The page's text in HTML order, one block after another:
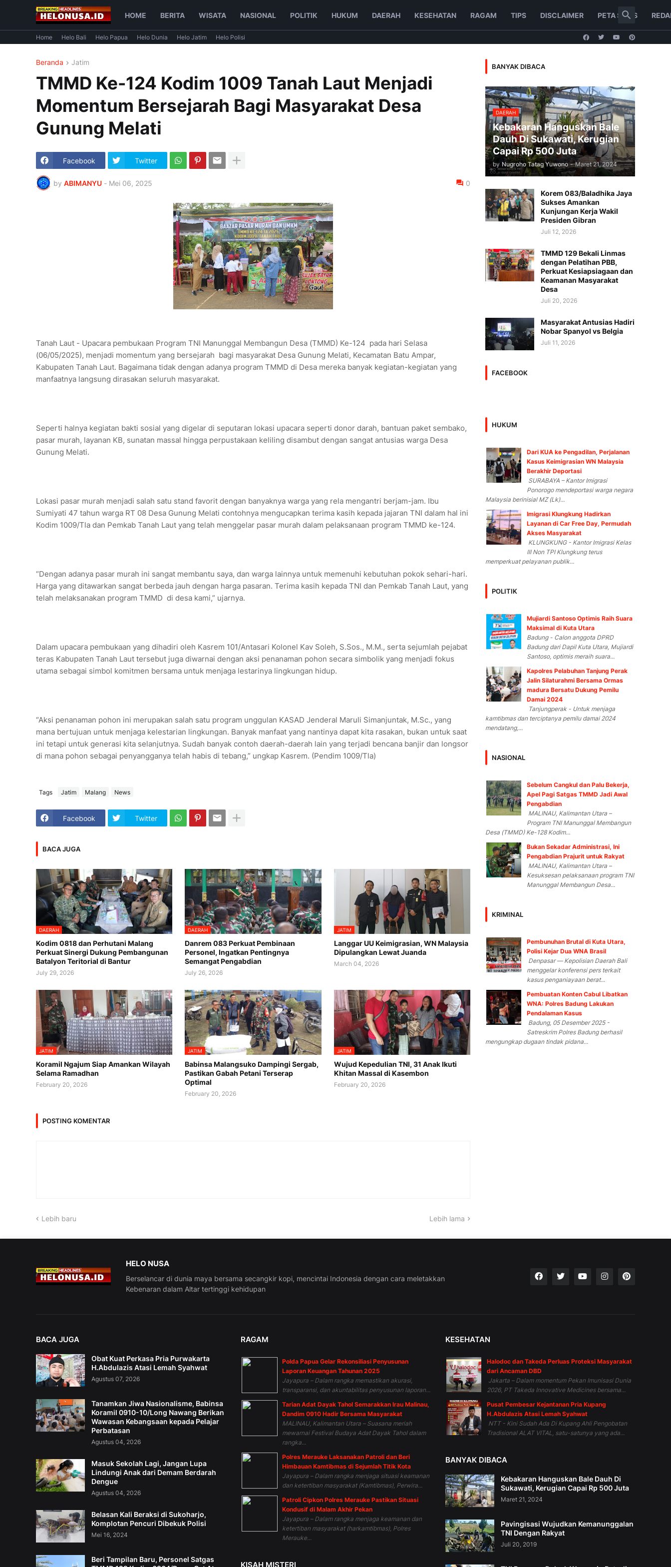
HOME BERITA WISATA NASIONAL POLITIK HUKUM DAERAH KESEHATAN RAGAM TIPS DISCLAIMER PETA SITUS
Home Helo Bali Helo Papua Helo Dunia Helo Jatim Helo Polisi
Beranda Jatim
TMMD Ke-124 Kodim 1009 Tanah Laut Menjadi
Momentum Bersejarah Bagi Masyarakat Desa
Gunung Melati
Facebook Twitter
by ABIMANYU - Mei 06, 2025 0
Tanah Laut - Upacara pembukaan Program TNI Manunggal Membangun Desa (TMMD) Ke-124 pada hari Selasa
(06/05/2025), menjadi momentum yang bersejarah bagi masyarakat Desa Gunung Melati, Kecamatan Batu Ampar,
Kabupaten Tanah Laut. Bagaimana tidak dengan adanya program TMMD di Desa mereka banyak kegiatan-kegiatan yang
manfaatnya langsung dirasakan seluruh masyarakat.
Seperti halnya kegiatan bakti sosial yang digelar di seputaran lokasi upacara seperti donor darah, bantuan paket sembako,
pasar murah, layanan KB, sunatan massal hingga perpustakaan keliling disambut dengan sangat antusias warga Desa
Gunung Melati.
Lokasi pasar murah menjadi salah satu stand favorit dengan banyaknya warga yang rela mengantri berjam-jam. Ibu
Sumiyati 47 tahun warga RT 08 Desa Gunung Melati contohnya mengucapkan terima kasih kepada jajaran TNI dalam hal ini
Kodim 1009/Tla dan Pemkab Tanah Laut yang telah menggelar pasar murah dalam pelaksanaan program TMMD ke-124.
“Dengan adanya pasar murah ini sangat membantu saya, dan warga lainnya untuk memenuhi kebutuhan pokok sehari-hari.
Harga yang ditawarkan sangat berbeda jauh dengan harga pasaran. Terima kasih kepada TNI dan Pemkab Tanah Laut, yang
telah melaksanakan program TMMD di desa kami,” ujarnya.
Dalam upacara pembukaan yang dihadiri oleh Kasrem 101/Antasari Kolonel Kav Soleh, S.Sos., M.M., serta sejumlah pejabat
teras Kabupaten Tanah Laut tersebut juga diwarnai dengan aksi penanaman pohon secara simbolik yang menjadi fokus
utama sebagai simbol komitmen bersama untuk menjaga lestarinya lingkungan hidup.
“Aksi penanaman pohon ini merupakan salah satu program unggulan KASAD Jenderal Maruli Simanjuntak, M.Sc., yang
mana bertujuan untuk menjaga kelestarian lingkungan. Banyak manfaat yang nantinya dapat kita rasakan, bukan untuk saat
ini tetapi untuk generasi kita selanjutnya. Sudah banyak contoh daerah-daerah lain yang terjadi bencana banjir dan longsor
di mana pohon sebagai penyangganya telah habis di tebang,” ungkap Kasrem. (Pendim 1009/Tla)
Tags Jatim Malang News
Facebook Twitter
BACA JUGA
DAERAH
Kodim 0818 dan Perhutani Malang
Perkuat Sinergi Dukung Pembangunan
Batalyon Teritorial di Bantur
July 29, 2026
DAERAH
Danrem 083 Perkuat Pembinaan
Personel, Ingatkan Pentingnya
Semangat Pengabdian
July 26, 2026
JATIM
Langgar UU Keimigrasian, WN Malaysia
Dipulangkan Lewat Juanda
March 04, 2026
JATIM
Koramil Ngajum Siap Amankan Wilayah
Selama Ramadhan
February 20, 2026
JATIM
Babinsa Malangsuko Dampingi Sergab,
Pastikan Gabah Petani Terserap
Optimal
February 20, 2026
JATIM
Wujud Kepedulian TNI, 31 Anak Ikuti
Khitan Massal di Kasembon
February 20, 2026
POSTING KOMENTAR
Lebih baru Lebih lama
BANYAK DIBACA
DAERAH
Kebakaran Hanguskan Bale
Dauh Di Sukawati, Kerugian
Capai Rp 500 Juta
by Nugroho Tatag Yuwono - Maret 21, 2024
Korem 083/Baladhika Jaya
Sukses Amankan
Kunjungan Kerja Wakil
Presiden Gibran
Juli 12, 2026
TMMD 129 Bekali Linmas
dengan Pelatihan PBB,
Perkuat Kesiapsiagaan dan
Keamanan Masyarakat
Desa
Juli 20, 2026
Masyarakat Antusias Hadiri
Nobar Spanyol vs Belgia
Juli 11, 2026
FACEBOOK
HUKUM
Dari KUA ke Pengadilan, Perjalanan
Kasus Keimigrasian WN Malaysia
Berakhir Deportasi
SURABAYA – Kantor Imigrasi
Ponorogo mendeportasi warga negara
Malaysia berinisial MZ (Lk)...
Imigrasi Klungkung Hadirkan
Layanan di Car Free Day, Permudah
Akses Masyarakat
KLUNGKUNG - Kantor Imigrasi Kelas
III Non TPI Klungkung terus
memperkuat pelayanan publik...
POLITIK
Mujiardi Santoso Optimis Raih Suara
Maksimal di Kuta Utara
Badung - Calon anggota DPRD
Badung dari Dapil Kuta Utara, Mujiardi
Santoso, optimis meraih suara...
Kapolres Pelabuhan Tanjung Perak
Jalin Silaturahmi Bersama Ormas
madura Bersatu Dukung Pemilu
Damai 2024
Tanjungperak - Untuk menjaga
kamtibmas dan terciptanya pemilu damai 2024
mendatang,...
NASIONAL
Sebelum Cangkul dan Palu Bekerja,
Apel Pagi Satgas TMMD Jadi Awal
Pengabdian
MALINAU, Kalimantan Utara –
Program TNI Manunggal Membangun
Desa (TMMD) Ke-128 Kodim...
Bukan Sekadar Administrasi, Ini
Pengabdian Prajurit untuk Rakyat
MALINAU, Kalimantan Utara –
Kesuksesan pelaksanaan program TNI
Manunggal Membangun Desa...
KRIMINAL
Pembunuhan Brutal di Kuta Utara,
Polisi Kejar Dua WNA Brasil
Denpasar — Kepolisian Daerah Bali
menggelar konferensi pers terkait
kasus penganiayaan berat...
Pembuatan Konten Cabul Libatkan
WNA: Polres Badung Lakukan
Pendalaman Kasus
Badung, 05 Desember 2025 -
Satreskrim Polres Badung berhasil
mengungkap dugaan tindak pidana...
HELO NUSA
Berselancar di dunia maya bersama secangkir kopi, mencintai Indonesia dengan cara meletakkan
Kebenaran dalam Altar tertinggi kehidupan
BACA JUGA
Obat Kuat Perkasa Pria Purwakarta
H.Abdulazis Atasi Lemah Syahwat
Agustus 07, 2026
Tanamkan Jiwa Nasionalisme, Babinsa
Koramil 0910-10/Long Nawang Berikan
Wawasan Kebangsaan kepada Pelajar
Perbatasan
Agustus 04, 2026
Masuk Sekolah Lagi, Jangan Lupa
Lindungi Anak dari Demam Berdarah
Dengue
Agustus 04, 2026
Belasan Kali Beraksi di Sukoharjo,
Komplotan Pencuri Dibekuk Polisi
Mei 16, 2024
Beri Tampilan Baru, Personel Satgas
RAGAM
Polda Papua Gelar Rekonsiliasi Penyusunan
Laporan Keuangan Tahunan 2025
Jayapura – Dalam rangka memastikan akurasi,
transparansi, dan akuntabilitas penyusunan laporan...
Tarian Adat Dayak Tahol Semarakkan Irau Malinau,
Dandim 0910 Hadir Bersama Masyarakat
MALINAU, Kalimantan Utara – Suasana meriah
mewarnai Festival Budaya Adat Dayak Tahol dalam
rangka...
Polres Merauke Laksanakan Patroli dan Beri
Himbauan Kamtibmas di Sejumlah Titik Kota
Jayapura – Dalam rangka menjaga situasi keamanan
dan ketertiban masyarakat (Kamtibmas), Perwira...
Patroli Cipkon Polres Merauke Pastikan Situasi
Kondusif di Malam Akhir Pekan
Jayapura – Dalam rangka menjaga keamanan dan
ketertiban masyarakat (harkamtibmas), Polres
Merauke...
KISAH MISTERI
KESEHATAN
Halodoc dan Takeda Perluas Proteksi Masyarakat
dari Ancaman DBD
Jakarta – Dalam momentum Pekan Imunisasi Dunia
2026, PT Takeda Innovative Medicines bersama...
Pusat Pembesar Kejantanan Pria Kupang
H.Abdulazis Atasi Lemah Syahwat
NTT - Kini Sudah Ada Di Kupang Ahli Pengobatan
Tradisional ALAT VITAL, satu-satunya yang ada...
BANYAK DIBACA
Kebakaran Hanguskan Bale Dauh Di
Sukawati, Kerugian Capai Rp 500 Juta
Maret 21, 2024
Pavingisasi Wujudkan Kemanunggalan
TNI Dengan Rakyat
Juli 20, 2019